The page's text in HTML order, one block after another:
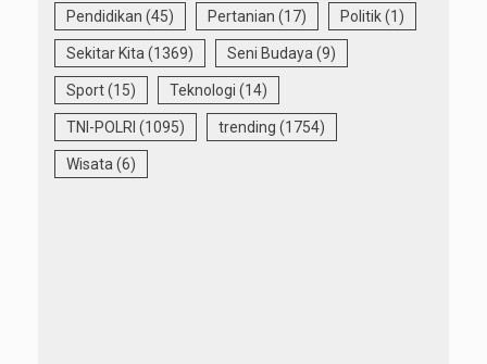
Pendidikan (45) Pertanian (17) Politik(1)
Sekitar Kita (1369) Seni Budaya (9)
Sport(15) Teknologi (14)
TNI-POLRI (1095) trending (1754)
Wisata (6)